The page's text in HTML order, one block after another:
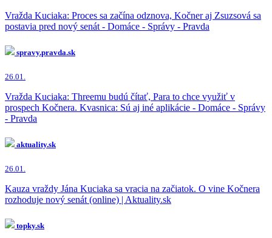
Vražda Kuciaka: Proces sa začína odznova, Kočner aj Zsuzsová sa
postavia pred nový senát - Domáce - Správy - Pravda
spravy.pravda.sk
26.01.
Vražda Kuciaka: Threemu budú čítať, Para to chce využiť v
prospech Kočnera. Kvasnica: Sú aj iné aplikácie - Domáce - Správy
- Pravda
aktuality.sk
26.01.
Kauza vraždy Jána Kuciaka sa vracia na začiatok. O vine Kočnera
rozhoduje nový senát (online) | Aktuality.sk
topky.sk